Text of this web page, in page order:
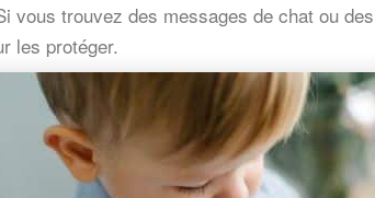
vous trouvez des messages de chat ou
les protéger.